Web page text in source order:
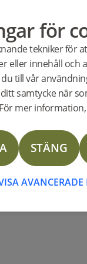
för
tekniker för
eller innehåll och
till vår
samtycke när
mer
STÄNG
för öppen
för stängd
Nosing
Nosing Solid Oak